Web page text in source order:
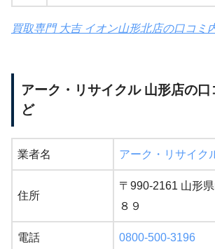
買取専門 大吉 イオン山形北店の口コミ
アーク・リサイクル 山形店の
ど
業者名 アーク・リサイク
住所
〒990-2161 山形
８９
電話 0800-500-3196